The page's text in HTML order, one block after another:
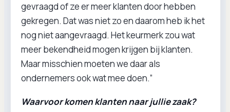
gevraagd of ze er meer klanten door hebben
gekregen. Dat was niet zo en daarom heb ik het
nog niet aangevraagd. Het keurmerk zou wat
meer bekendheid mogen krijgen bij klanten.
Maar misschien moeten we daar als
ondernemers ook wat mee doen.”
Waarvoor komen klanten naar jullie zaak?